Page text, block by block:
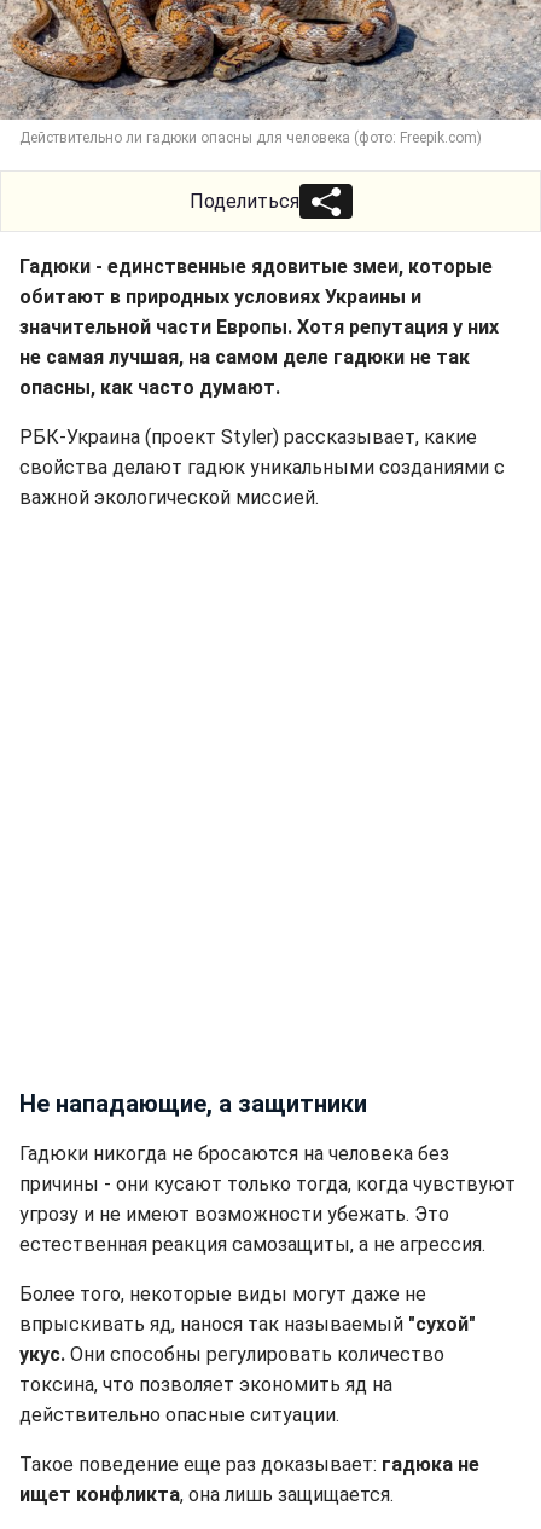
Действительно ли гадюки опасны для человека (фото: Freepik.com)
Поделиться
Гадюки - единственные ядовитые змеи, которые
обитают в природных условиях Украины и
значительной части Европы. Хотя репутация у них
не самая лучшая, на самом деле гадюки не так
опасны, как часто думают.
РБК-Украина (проект Styler) рассказывает, какие
свойства делают гадюк уникальными созданиями с
важной экологической миссией.
Не нападающие, а защитники
Гадюки никогда не бросаются на человека без
причины - они кусают только тогда, когда чувствуют
угрозу и не имеют возможности убежать. Это
естественная реакция самозащиты, а не агрессия.
Более того, некоторые виды могут даже не
впрыскивать яд, нанося так называемый "сухой"
укус. Они способны регулировать количество
токсина, что позволяет экономить яд на
действительно опасные ситуации.
Такое поведение еще раз доказывает: гадюка не
ищет конфликта, она лишь защищается.